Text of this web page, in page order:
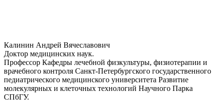
Калинин Андрей Вячеславович
Доктор медицинских наук.
Профессор Кафедры лечебной физкультуры, физиотерапии и
врачебного контроля Санкт-Петербургского государственного
педиатрического медицинского университета Развитие
молекулярных и клеточных технологий Научного Парка
СПбГУ.